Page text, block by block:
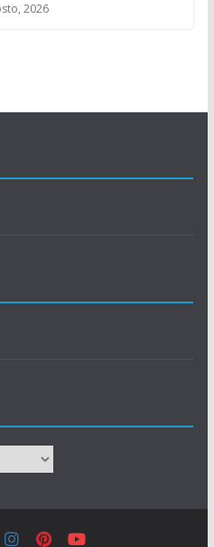
2026